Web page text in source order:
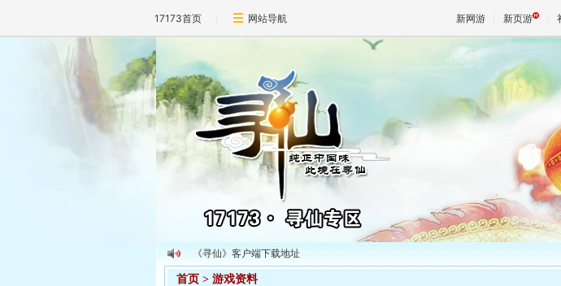
17173首页 网站导航 新网游 新页游
《寻仙》客户端下载地址
首页 > 游戏资料